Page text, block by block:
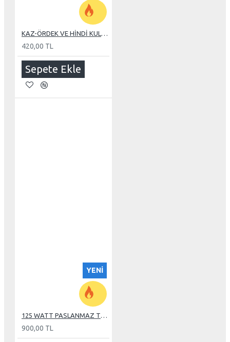
KAZ-ÖRDEK VE HİNDİ KULUÇKA MAKİNE TEREĞİ
420,00 TL
Sepete Ekle
YENI
125 WATT PASLANMAZ TUBE REZİSTANS
900,00 TL